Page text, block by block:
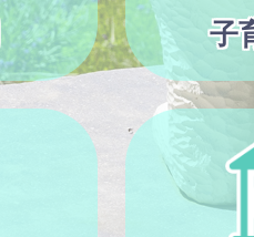
子